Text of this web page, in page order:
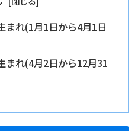
まれ(1月1日から4月1日
まれ(4月2日から12月31